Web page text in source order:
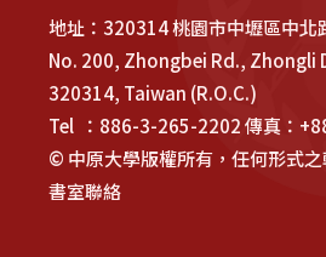
地址：320314 桃園市中壢區中北
No. 200, Zhongbei Rd., Zhongli
320314, Taiwan (R.O.C.)
Tel ：886-3-265-2202 傳真：
© 中原大學版權所有，任何形式
書室聯絡